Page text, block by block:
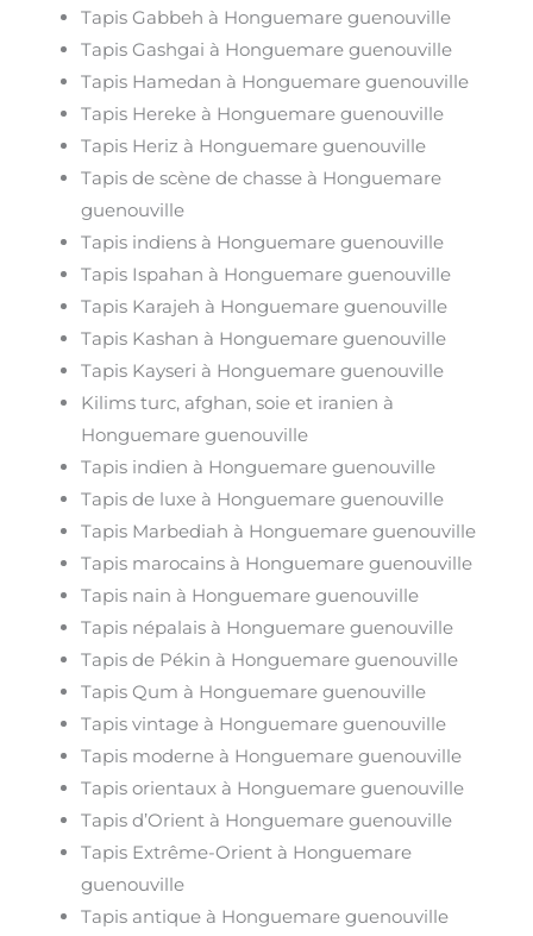
Tapis Gabbeh à Honguemare guenouville
Tapis Gashgai à Honguemare guenouville
Tapis Hamedan à Honguemare guenouville
Tapis Hereke à Honguemare guenouville
Tapis Heriz à Honguemare guenouville
Tapis de scène de chasse à Honguemare
guenouville
Tapis indiens à Honguemare guenouville
Tapis Ispahan à Honguemare guenouville
Tapis Karajeh à Honguemare guenouville
Tapis Kashan à Honguemare guenouville
Tapis Kayseri à Honguemare guenouville
Kilims turc, afghan, soie et iranien à
Honguemare guenouville
Tapis indien à Honguemare guenouville
Tapis de luxe à Honguemare guenouville
Tapis Marbediah à Honguemare guenouville
Tapis marocains à Honguemare guenouville
Tapis nain à Honguemare guenouville
Tapis népalais à Honguemare guenouville
Tapis de Pékin à Honguemare guenouville
Tapis Qum à Honguemare guenouville
Tapis vintage à Honguemare guenouville
Tapis moderne à Honguemare guenouville
Tapis orientaux à Honguemare guenouville
Tapis d’Orient à Honguemare guenouville
Tapis Extrême-Orient à Honguemare
guenouville
Tapis antique à Honguemare guenouville